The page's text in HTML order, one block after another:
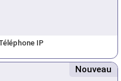
IP
Nouveau